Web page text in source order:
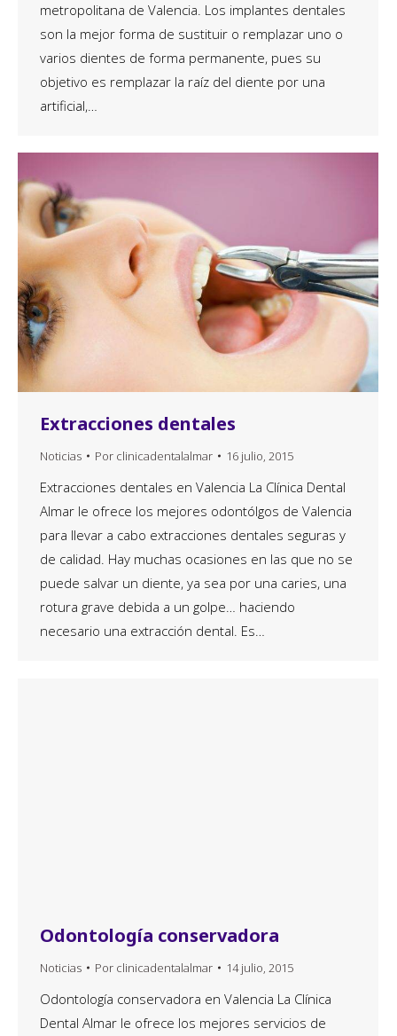
metropolitana de Valencia. Los implantes dentales
son la mejor forma de sustituir o remplazar uno o
varios dientes de forma permanente, pues su
objetivo es remplazar la raíz del diente por una
artificial,…
Extracciones dentales
Noticias Por clinicadentalalmar 16 julio, 2015
Extracciones dentales en Valencia La Clínica Dental
Almar le ofrece los mejores odontólgos de Valencia
para llevar a cabo extracciones dentales seguras y
de calidad. Hay muchas ocasiones en las que no se
puede salvar un diente, ya sea por una caries, una
rotura grave debida a un golpe… haciendo
necesario una extracción dental. Es…
Odontología conservadora
Noticias Por clinicadentalalmar 14 julio, 2015
Odontología conservadora en Valencia La Clínica
Dental Almar le ofrece los mejores servicios de